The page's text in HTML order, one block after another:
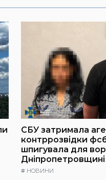
СБУ затримала
контррозвідки
шпигувала для
Дніпропетровщині
# НОВИНИ